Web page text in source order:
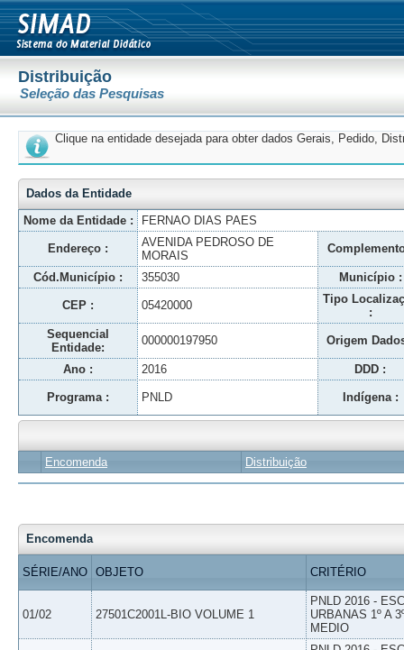
Distribuição
Seleção das Pesquisas
Clique na entidade desejada para obter dados Gerais, Pedido,
Dados da Entidade
Nome da Entidade :
FERNAO DIAS PAES
Endereço :
AVENIDA PEDROSO DE
MORAIS
Cód.Município : 355030 Município :
CEP : 05420000
Tipo
:
Sequencial
Entidade:
000000197950 Origem
Ano : 2016 DDD :
Programa : PNLD Indígena :
Encomenda Distribuição
Encomenda
SÉRIE/ANO OBJETO CRITÉRIO
01/02 27501C2001L-BIO VOLUME 1
PNLD 2016 -
URBANAS 1º A
MEDIO